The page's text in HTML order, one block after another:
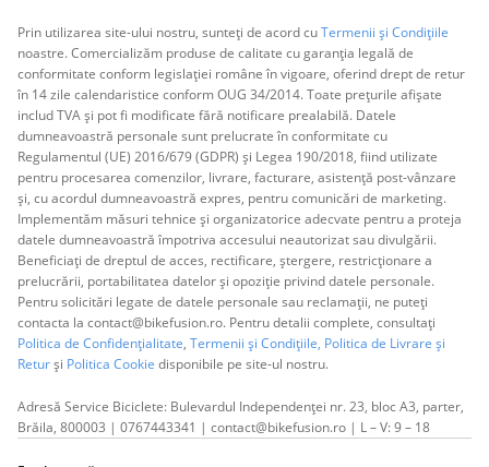
Prin utilizarea site-ului nostru, sunteți de acord cuTermenii și Condițiile
noastre. Comercializăm produse de calitate cu garanția legală de
conformitate conform legislației române în vigoare, oferind drept de retur
în 14 zile calendaristice conform OUG 34/2014. Toate prețurile afișate
includ TVA și pot fi modificate fără notificare prealabilă. Datele
dumneavoastră personale sunt prelucrate în conformitate cu
Regulamentul (UE) 2016/679 (GDPR) și Legea 190/2018, fiind utilizate
pentru procesarea comenzilor, livrare, facturare, asistență post-vânzare
și, cu acordul dumneavoastră expres, pentru comunicări de marketing.
Implementăm măsuri tehnice și organizatorice adecvate pentru a proteja
datele dumneavoastră împotriva accesului neautorizat sau divulgării.
Beneficiați de dreptul de acces, rectificare, ștergere, restricționare a
prelucrării, portabilitatea datelor și opoziție privind datele personale.
Pentru solicitări legate de datele personale sau reclamații, ne puteți
contacta la contact@bikefusion.ro. Pentru detalii complete, consultați
Politica de Confidențialitate, Termenii și Condițiile, Politica de Livrare și
Returși Politica Cookie disponibile pe site-ul nostru.
Adresă Service Biciclete: Bulevardul Independenței nr. 23, bloc A3, parter,
Brăila, 800003 | 0767443341 | contact@bikefusion.ro | L – V: 9 – 18